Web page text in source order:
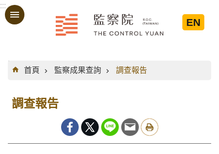
跳到主要內容區塊
:::
EN
:::
首頁
監察成果查詢 調查報告
調查報告